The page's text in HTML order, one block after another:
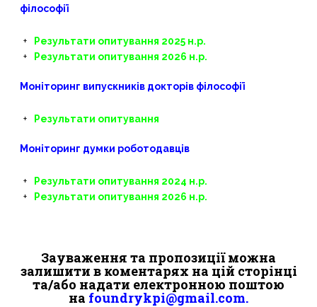
філософії
Результати опитування 2025 н.р.
Результати опитування 2026 н.р.
Моніторинг випускників докторів філософії
Результати опитування
Моніторинг думки роботодавців
Результати опитування 2024 н.р.
Результати опитування 2026 н.р.
Зауваження та пропозиції можна
залишити в коментарях на цій сторінці
та/або надати електронною поштою
на foundrykpi@gmail.com.